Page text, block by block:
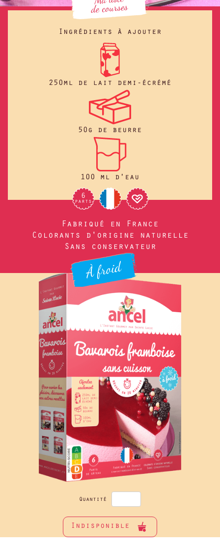
Quantité
Indisponible
Ingrédients à ajouter
250ml de lait demi-écrémé
50g de beurre
100 ml d'eau
6
parts
Fabriqué en France
Colorants d'origine naturelle
Sans conservateur